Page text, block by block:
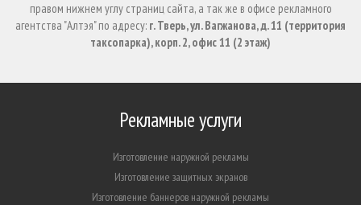
правом нижнем углу страниц сайта, а так же в офисе рекламного
агентства "Алтэя" по адресу: г. Тверь, ул. Вагжанова, д. 11 (территория
таксопарка), корп. 2, офис 11 (2 этаж)
Рекламные услуги
Изготовление наружной рекламы
Изготовление защитных экранов
Изготовление баннеров наружной рекламы